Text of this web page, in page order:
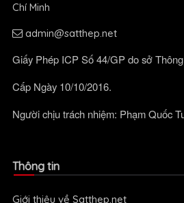
Chí Minh
admin@satthep.net
Giấy Phép ICP Số 44/GP do sở
Cấp Ngày 10/10/2016.
Người chịu trách nhiệm: Phạm Quốc
Thông tin
Giới thiệu về Satthep.net